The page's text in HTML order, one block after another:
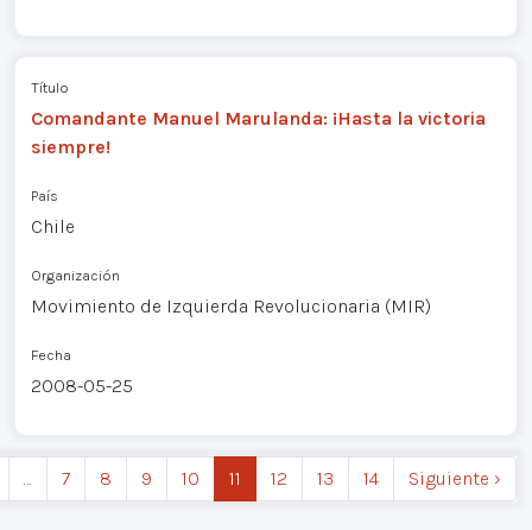
Título
Comandante Manuel Marulanda: ¡Hasta la victoria
siempre!
País
Chile
Organización
Movimiento de Izquierda Revolucionaria (MIR)
Fecha
2008-05-25
… 7 8 9 10 11 12 13 14 Siguiente ›